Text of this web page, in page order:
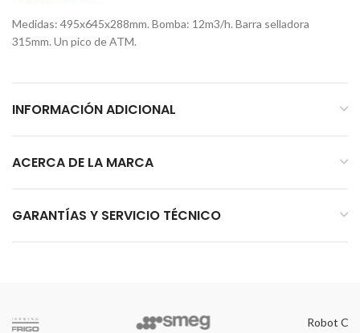
Medidas: 495x645x288mm. Bomba: 12m3/h. Barra selladora
315mm. Un pico de ATM.
INFORMACIÓN ADICIONAL
ACERCA DE LA MARCA
GARANTÍAS Y SERVICIO TÉCNICO